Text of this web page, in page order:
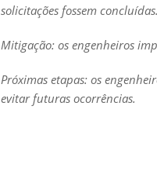
solicitações fossem concluídas.
Mitigação: os engenheiros
Próximas etapas: os
evitar futuras ocorrências.